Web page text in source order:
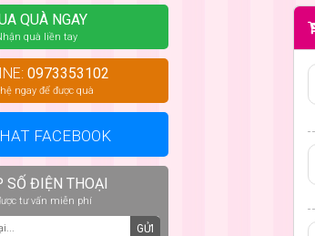
QUÀ NGAY
quà liền tay
0973353102
ngay để được quà
FACEBOOK
SỐ ĐIỆN THOẠI
tư vấn miễn phí
GỬI